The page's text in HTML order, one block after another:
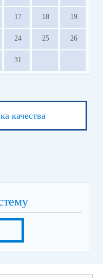
17 18 19
24 25 26
31
качества